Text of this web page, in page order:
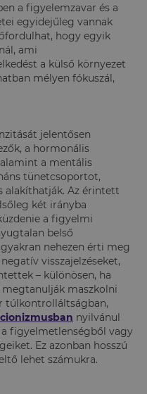
a figyelemzavar és a
egyidejűleg vannak
hogy egyik
ami
a külső környezet
mélyen fókuszál,
jelentősen
a hormonális
a mentális
tünetcsoportot,
alakíthatják. Az érintett
két irányba
a figyelmi
belső
nehezen érti meg
visszajelzéseket,
– különösen, ha
megtanulják maszkolni
túlkontrolláltságban,
nyilvánul
figyelmetlenségből vagy
Ez azonban hosszú
lehet számukra.